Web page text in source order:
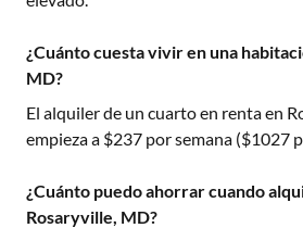
¿Cuánto cuesta vivir en una
MD?
El alquiler de un cuarto en renta en
empieza a $237 por semana ($1027
¿Cuánto puedo ahorrar cuando
Rosaryville, MD?